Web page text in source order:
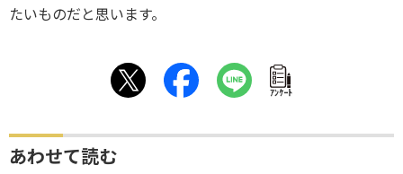
たいものだと思います。
ｱﾝｹｰﾄ
あわせて読む